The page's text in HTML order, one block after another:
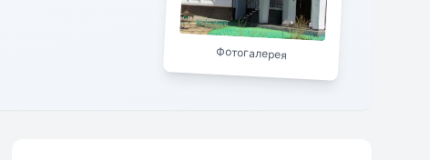
друзья. Они
добрыми,
Фотогалерея